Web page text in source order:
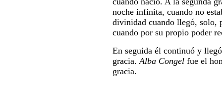
noche infinita, cuando no
divinidad cuando llegó, solo,
cuando por su propio poder
En seguida él continuó y
gracia.Alba Congelfue el
gracia.